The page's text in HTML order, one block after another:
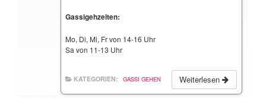
Gassigehzeiten:
Mo, Di, Mi, Fr von 14-16 Uhr
Sa von 11-13 Uhr
Weiterlesen
KATEGORIEN: GASSI GEHEN